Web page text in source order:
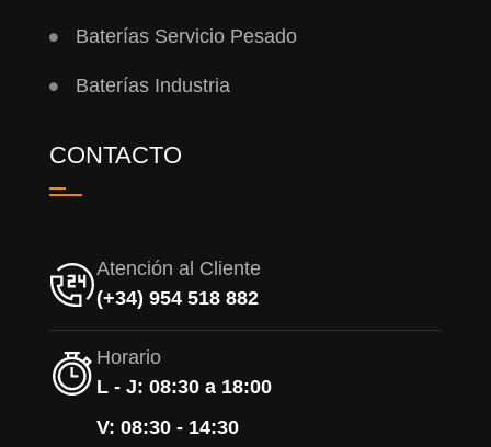
Baterías Servicio Pesado
Baterías Industria
CONTACTO
Atención al Cliente
(+34) 954 518 882
Horario
L - J: 08:30 a 18:00
V: 08:30 - 14:30